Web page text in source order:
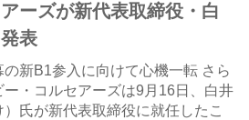
ーズが新代表取締役・白
表
新B1参入に向けて心機一転 さら
・コルセアーズは9月16日、白井
氏が新代表取締役に就任したこ